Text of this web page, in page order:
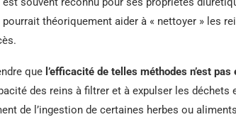
théoriquement aider à « nettoyer » les
que l’efficacité de telles méthodes n’est
des reins à filtrer et à expulser les déchets
de l’ingestion de certaines herbes ou